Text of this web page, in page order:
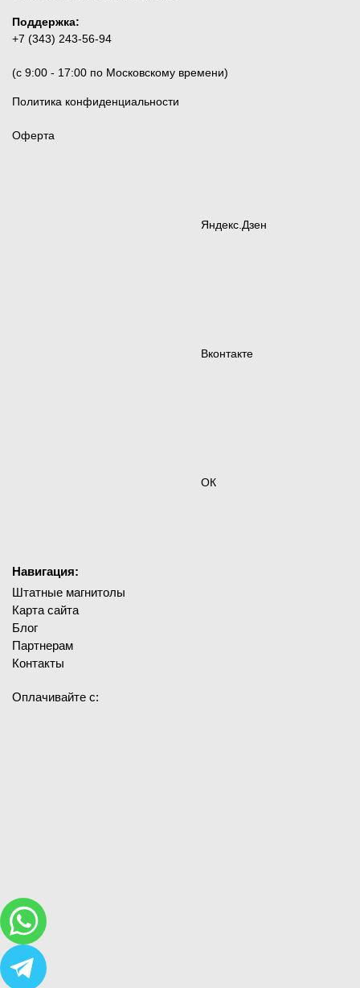
Поддержка:
+7 (343) 243-56-94
(c 9:00 - 17:00 по Московскому времени)
Политика конфиденциальности
Оферта
Яндекс.Дзен
Вконтакте
ОК
Навигация:
Штатные магнитолы
Карта сайта
Блог
Партнерам
Контакты
Оплачивайте с: